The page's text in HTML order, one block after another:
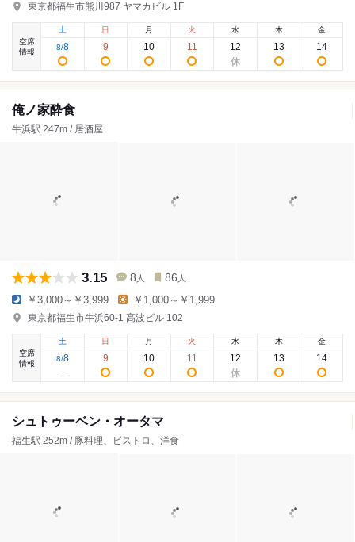
東京都福生市熊川987 ヤマカビル 1F
空席
情報
土
8/8
日
9
月
10
火
11
水
12
木
13
金
14
俺ノ家酔食
牛浜駅 247m / 居酒屋
3.15 8 人 86 人
￥3,000～￥3,999 ￥1,000～￥1,999
東京都福生市牛浜60-1 高波ビル 102
空席
情報
土
8/8
日
9
月
10
火
11
水
12
木
13
金
14
シュトゥーベン・オータマ
福生駅 252m / 豚料理、ビストロ、洋食